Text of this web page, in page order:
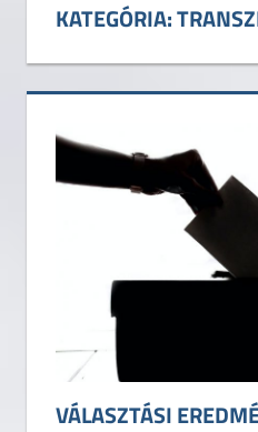
Hallgatói
HÖK
KATEGÓRIA:
VÁLASZTÁSI